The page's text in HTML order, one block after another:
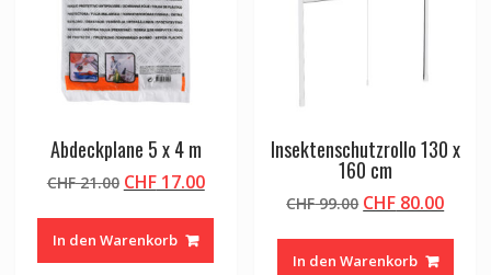
Abdeckplane 5 x 4 m
CHF21.00 Ursprünglicher
war:
CHF 21.00
CHF17.00Aktueller
In den Warenkorb
Insektenschutzrollo 130 x
160 cm
CHF99.00 Ursprünglicher
war:
CHF 80.00
In den Warenkorb